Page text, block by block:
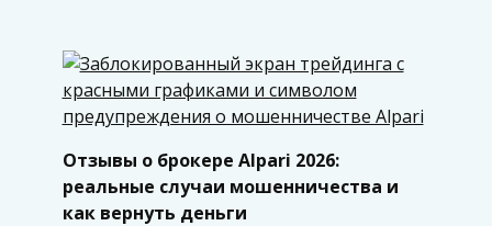
Отзывы о брокере Alpari 2026:
реальные случаи мошенничества и
как вернуть деньги